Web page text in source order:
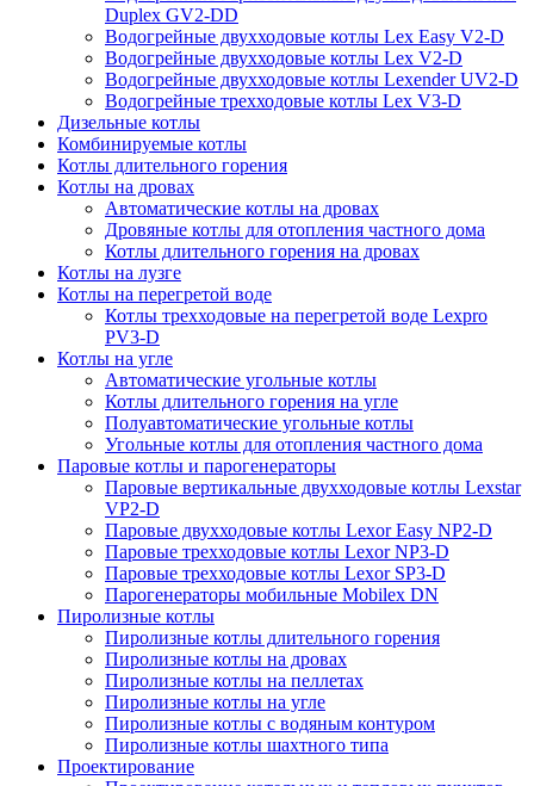
Duplex GV2-DD
Водогрейные двухходовые котлы Lex Easy V2-D
Водогрейные двухходовые котлы Lex V2-D
Водогрейные двухходовые котлы Lexender UV2-D
Водогрейные трехходовые котлы Lex V3-D
Дизельные котлы
Комбинируемые котлы
Котлы длительного горения
Котлы на дровах
Автоматические котлы на дровах
Дровяные котлы для отопления частного дома
Котлы длительного горения на дровах
Котлы на лузге
Котлы на перегретой воде
Котлы трехходовые на перегретой воде Lexpro
PV3-D
Котлы на угле
Автоматические угольные котлы
Котлы длительного горения на угле
Полуавтоматические угольные котлы
Угольные котлы для отопления частного дома
Паровые котлы и парогенераторы
Паровые вертикальные двухходовые котлы Lexstar
VP2-D
Паровые двухходовые котлы Lexor Easy NP2-D
Паровые трехходовые котлы Lexor NP3-D
Паровые трехходовые котлы Lexor SP3-D
Парогенераторы мобильные Mobilex DN
Пиролизные котлы
Пиролизные котлы длительного горения
Пиролизные котлы на дровах
Пиролизные котлы на пеллетах
Пиролизные котлы на угле
Пиролизные котлы с водяным контуром
Пиролизные котлы шахтного типа
Проектирование